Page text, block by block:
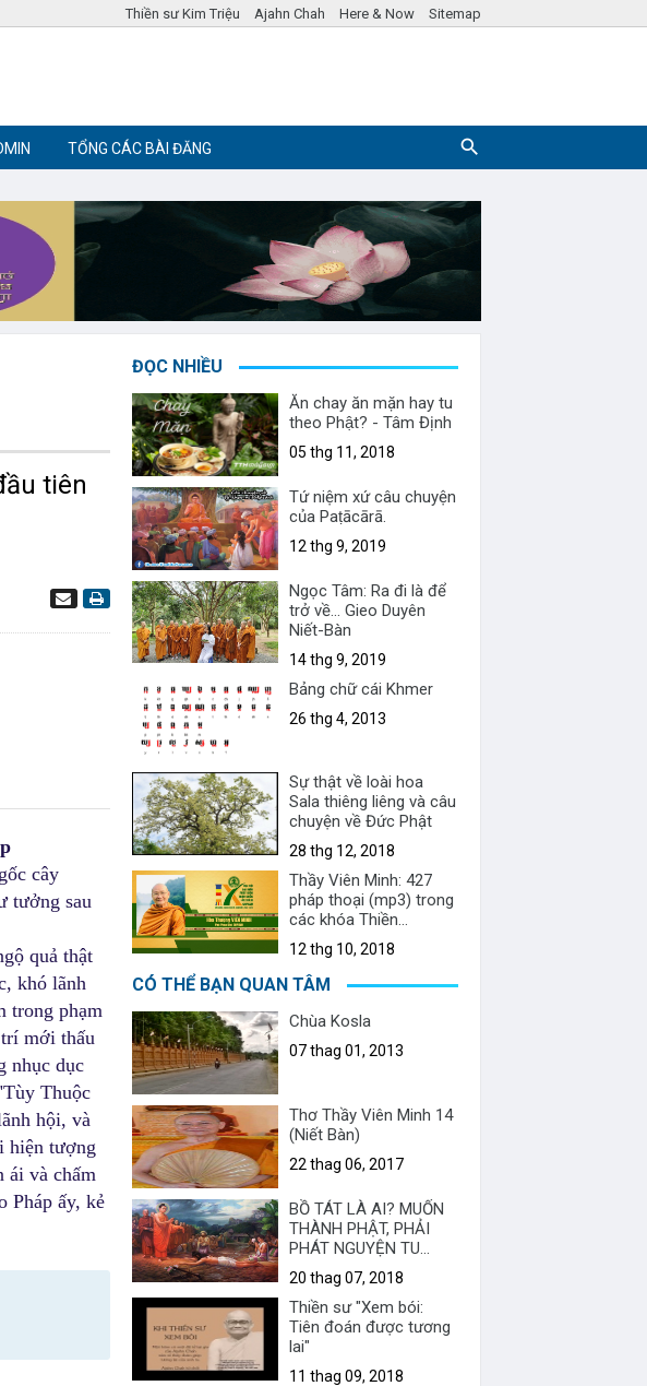
Thiền sư Kim Triệu Ajahn Chah Here & Now Sitemap
TỔNG CÁC BÀI ĐĂNG
tiên
cây
tưởng sau
quả thật
khó lãnh
trong phạm
mới thấu
nhục dục
Thuộc
hội, và
hiện tượng
ái và chấm
Pháp ấy, kẻ
ĐỌC NHIỀU
Ăn chay ăn mặn hay tu
theo Phật? - Tâm Định
05 thg 11, 2018
Tứ niệm xứ câu chuyện
của Paṭācārā.
12 thg 9, 2019
Ngọc Tâm: Ra đi là để
trở về... Gieo Duyên
Niết-Bàn
14 thg 9, 2019
Bảng chữ cái Khmer
26 thg 4, 2013
Sự thật về loài hoa
Sala thiêng liêng và câu
chuyện về Đức Phật
28 thg 12, 2018
Thầy Viên Minh: 427
pháp thoại (mp3) trong
các khóa Thiền
Vipassanā & Sách nói
12 thg 10, 2018
CÓ THỂ BẠN QUAN TÂM
Chùa Kosla
07 thag 01, 2013
Thơ Thầy Viên Minh 14
(Niết Bàn)
22 thag 06, 2017
BỒ TÁT LÀ AI? MUỐN
THÀNH PHẬT, PHẢI
PHÁT NGUYỆN TU
HÀNH RA SAO ?
20 thag 07, 2018
Thiền sư "Xem bói:
Tiên đoán được tương
lai"
11 thag 09, 2018